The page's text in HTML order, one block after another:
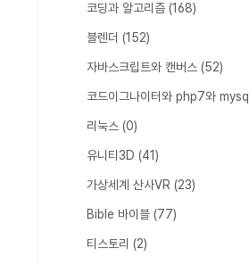
코딩과 알고리즘 (168)
블렌더 (152)
자바스크립트와 캔버스 (52)
코드이그나이터와 php7와 mysql
리눅스 (0)
유니티3D (41)
가상세계 산사VR (23)
Bible 바이블 (77)
티스토리 (2)